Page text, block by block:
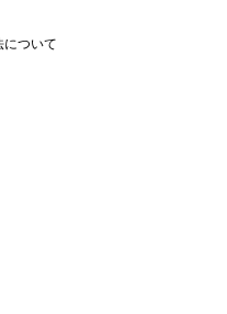
について